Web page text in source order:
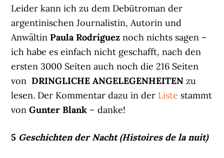
Leider kann ich zu dem Debütroman der
argentinischen Journalistin, Autorin und
AnwältinPaula Rodríguez noch nichts sagen –
ich habe es einfach nicht geschafft, nach den
ersten 3000 Seiten auch noch die 216 Seiten
vonDRINGLICHE ANGELEGENHEITEN zu
lesen. Der Kommentar dazu in der Liste stammt
vonGunter Blank – danke!
5 Geschichten der Nacht (Histoires de la nuit)